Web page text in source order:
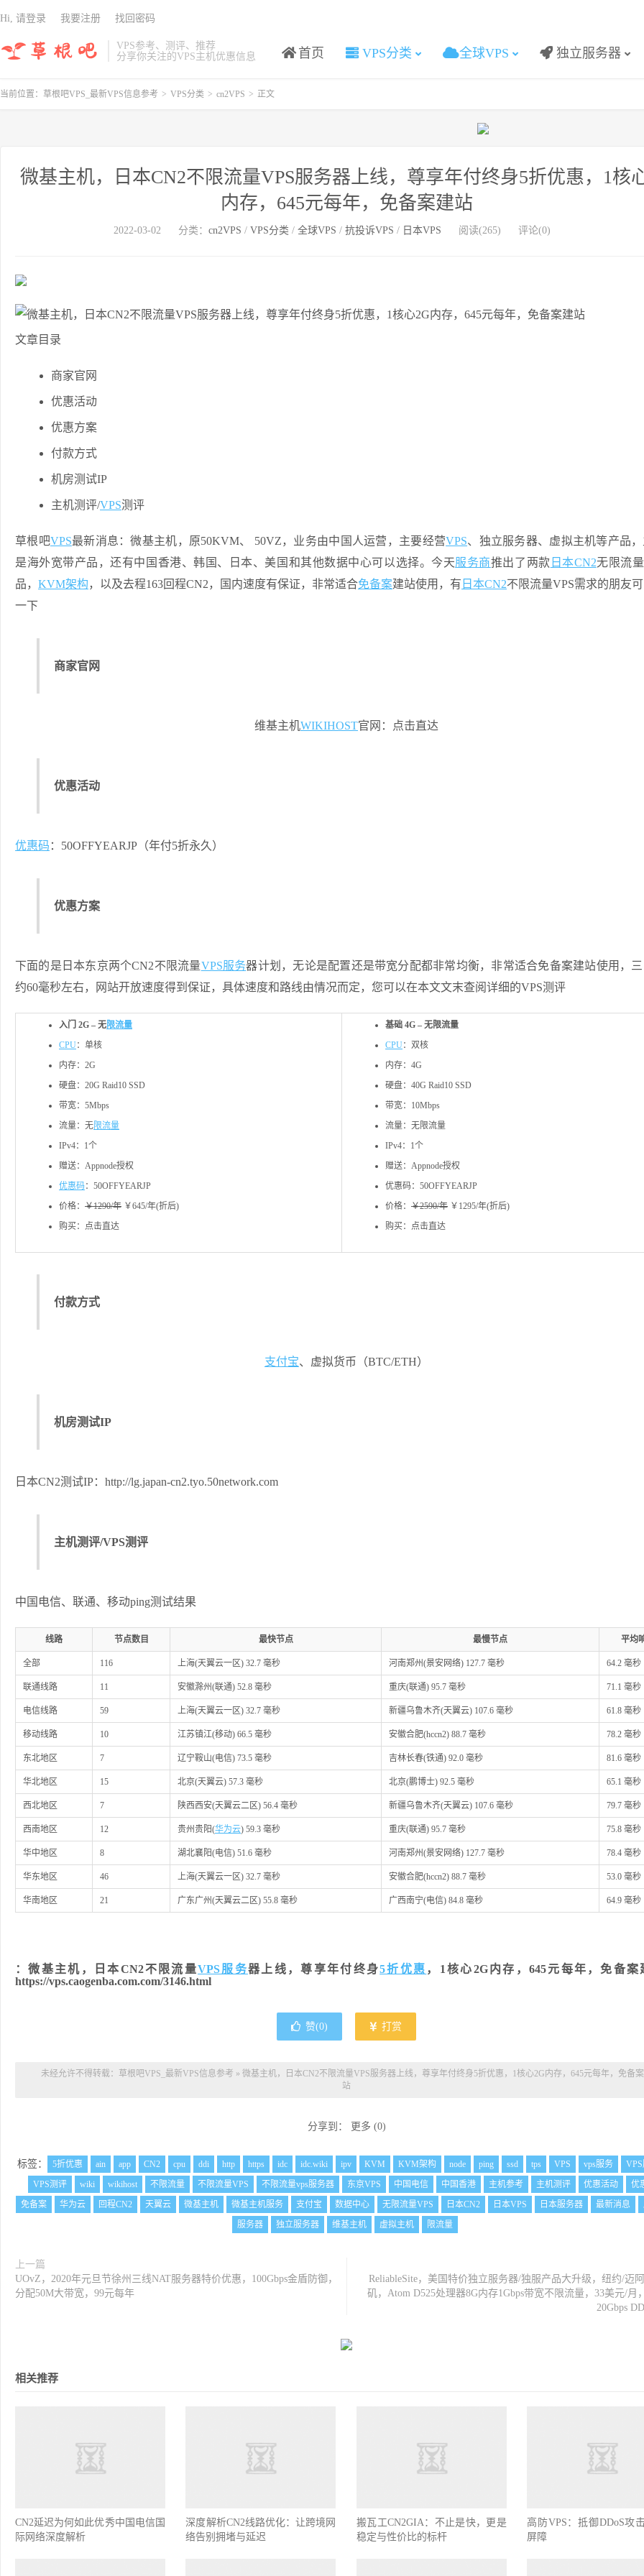
VPS参考、测评、推荐
分享你关注的VPS主机优惠信息
首页 VPS分类 全球VPS 独立服务器
Hi, 请登录 我要注册 找回密码
当前位置： 草根吧VPS_最新VPS信息参考 > VPS分类 > cn2VPS > 正文
微基主机，日本CN2不限流量VPS服务器上线，尊享年付终身5折优惠，1核
内存，645元每年，免备案建站
2022-03-02 分类： cn2VPS / VPS分类 / 全球VPS / 抗投诉VPS / 日本VPS 阅读(265) 评论(0)
文章目录
商家官网
优惠活动
优惠方案
付款方式
机房测试IP
主机测评/VPS测评
草根吧VPS最新消息：微基主机，原50KVM、 50VZ，业务由中国人运营，主要经营VPS、独立服务器、虚拟主机等产品
是海外宽带产品，还有中国香港、韩国、日本、美国和其他数据中心可以选择。今天服务商推出了两款 日本CN2无限流
品， KVM架构，以及去程163回程CN2，国内速度有保证，非常适合免备案建站使用，有 日本CN2不限流量VPS需求的朋友
一下
商家官网
维基主机WIKIHOST官网：点击直达
优惠活动
优惠码 ：50OFFYEARJP（年付5折永久）
优惠方案
下面的是日本东京两个CN2不限流量VPS服务器计划，无论是配置还是带宽分配都非常均衡，非常适合免备案建站使用，
约60毫秒左右，网站开放速度得到保证，具体速度和路线由情况而定，您可以在本文文末查阅详细的VPS测评
入门 2G – 无限流量
CPU：单核
内存：2G
硬盘：20G Raid10 SSD
带宽：5Mbps
流量：无限流量
IPv4：1个
赠送：Appnode授权
优惠码：50OFFYEARJP
价格： ￥1290/年 ￥645/年(折后)
购买：点击直达
基础 4G – 无限流量
CPU：双核
内存：4G
硬盘：40G Raid10 SSD
带宽：10Mbps
流量：无限流量
IPv4：1个
赠送：Appnode授权
优惠码：50OFFYEARJP
价格： ￥2590/年 ￥1295/年(折后)
购买：点击直达
付款方式
支付宝、虚拟货币（BTC/ETH）
机房测试IP
日本CN2测试IP：http://lg.japan-cn2.tyo.50network.com
主机测评/VPS测评
中国电信、联通、移动ping测试结果
线路 节点数目 最快节点 最慢节点 平均
全部 116 上海(天翼云一区) 32.7 毫秒 河南郑州(景安网络) 127.7 毫秒 64.2 毫秒
联通线路 11 安徽滁州(联通) 52.8 毫秒 重庆(联通) 95.7 毫秒 71.1 毫秒
电信线路 59 上海(天翼云一区) 32.7 毫秒 新疆乌鲁木齐(天翼云) 107.6 毫秒 61.8 毫秒
移动线路 10 江苏镇江(移动) 66.5 毫秒 安徽合肥(hccn2) 88.7 毫秒 78.2 毫秒
东北地区 7 辽宁鞍山(电信) 73.5 毫秒 吉林长春(铁通) 92.0 毫秒 81.6 毫秒
华北地区 15 北京(天翼云) 57.3 毫秒 北京(鹏博士) 92.5 毫秒 65.1 毫秒
西北地区 7 陕西西安(天翼云二区) 56.4 毫秒 新疆乌鲁木齐(天翼云) 107.6 毫秒 79.7 毫秒
西南地区 12 贵州贵阳(华为云) 59.3 毫秒 重庆(联通) 95.7 毫秒 75.8 毫秒
华中地区 8 湖北襄阳(电信) 51.6 毫秒 河南郑州(景安网络) 127.7 毫秒 78.4 毫秒
华东地区 46 上海(天翼云一区) 32.7 毫秒 安徽合肥(hccn2) 88.7 毫秒 53.0 毫秒
华南地区 21 广东广州(天翼云二区) 55.8 毫秒 广西南宁(电信) 84.8 毫秒 64.9 毫秒
：微基主机，日本CN2不限流量VPS服务器上线，尊享年付终身5折优惠 ，1核心2G内存，645元每年，免备案
https://vps.caogenba.com.com/3146.html
赞(0) 打赏
未经允许不得转载： 草根吧VPS_最新VPS信息参考 » 微基主机，日本CN2不限流量VPS服务器上线，尊享年付终身5折优惠，1核心2G内存，645元每年，免备
站
分享到： 更多 (0)
标签： 5折优惠 ain app CN2 cpu ddi http https idc idc.wiki ipv KVM KVM架构 node ping ssd tps VPS vps服务
VPS测评
wiki wikihost 不限流量 不限流量VPS 不限流量vps服务器 东京VPS 中国电信 中国香港 主机参考 主机测评 优惠活动
优
免备案
华为云 回程CN2 天翼云 微基主机 微基主机服务 支付宝 数据中心 无限流量VPS 日本CN2 日本VPS 日本服务器 最新消息
服务器
独立服务器 维基主机 虚拟主机 限流量
上一篇
UOvZ，2020年元旦节徐州三线NAT服务器特价优惠，100Gbps金盾防御，
分配50M大带宽，99元每年
ReliableSite，美国特价独立服务器/独服产品大升级，纽约/迈
矶，Atom D525处理器8G内存1Gbps带宽不限流量，33美元/月
20Gbps
相关推荐
CN2延迟为何如此优秀中国电信国
际网络深度解析
深度解析CN2线路优化：让跨境网
络告别拥堵与延迟
搬瓦工CN2GIA：不止是快，更是
稳定与性价比的标杆
高防VPS：抵御DDoS攻
屏障